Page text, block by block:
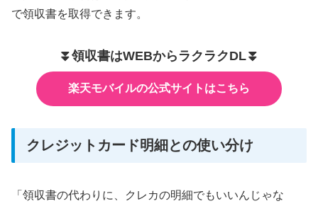
で領収書を取得できます。
⏬️領収書はWEBからラクラクDL⏬️
楽天モバイルの公式サイトはこちら
クレジットカード明細との使い分け
「領収書の代わりに、クレカの明細でもいいんじゃな